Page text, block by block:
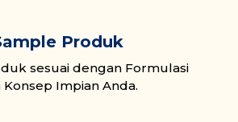
Produk
sesuai dengan Formulasi
Konsep Impian Anda.